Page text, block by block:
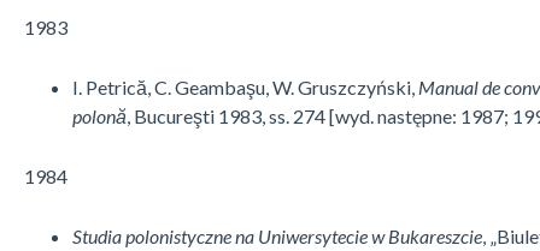
1983
I. Petrică, C. Geambaşu, W. Gruszczyński, Manual de
polonă , Bucureşti 1983, ss. 274 [wyd. następne: 1987;
1984
Studia polonistyczne na Uniwersytecie w Bukareszcie ,